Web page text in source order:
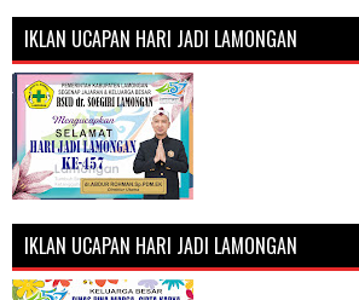
IKLAN UCAPAN HARI JADI LAMONGAN
IKLAN UCAPAN HARI JADI LAMONGAN